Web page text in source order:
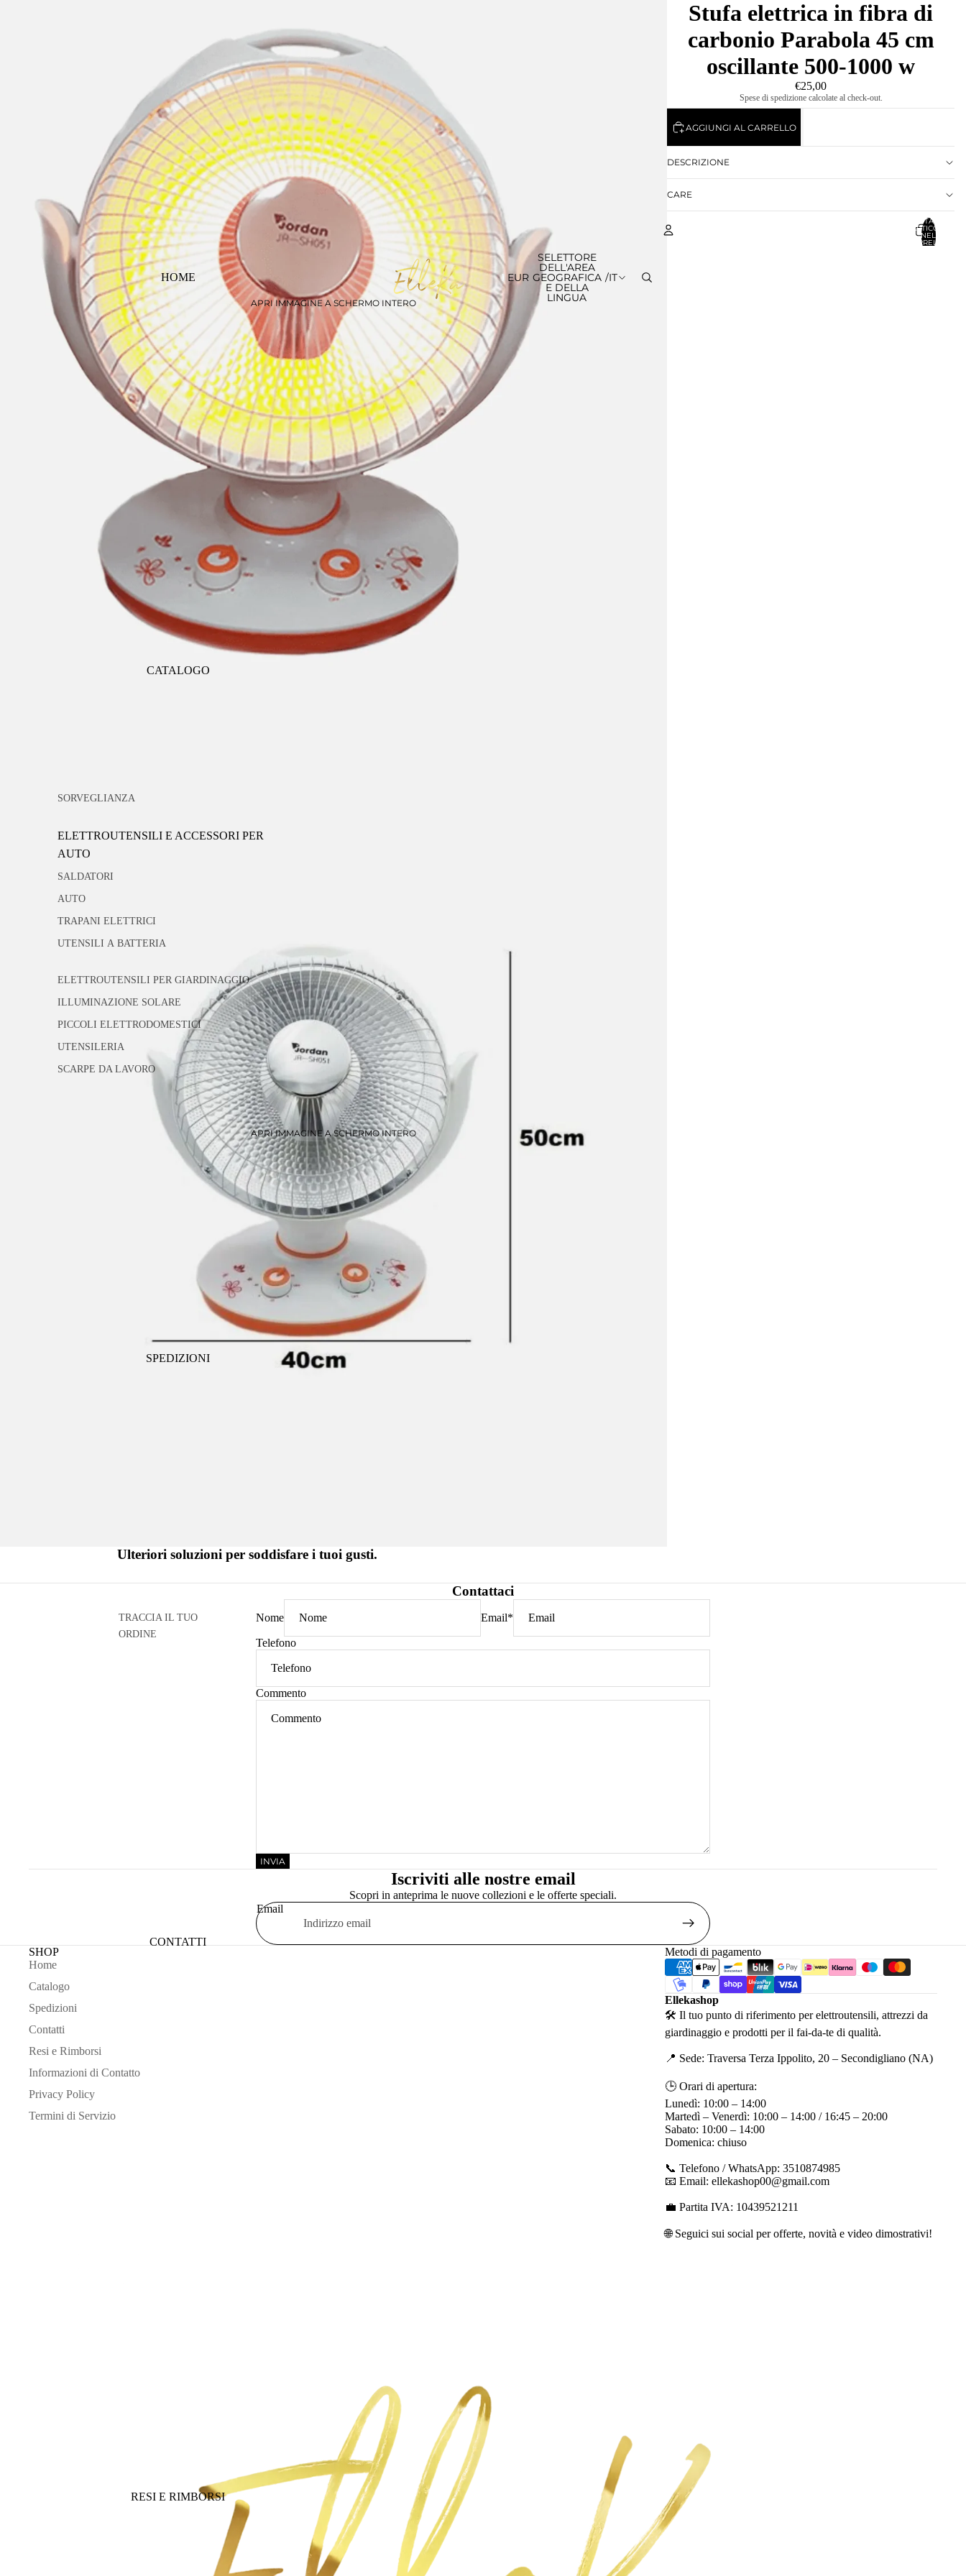
HOME
CATALOGO
SORVEGLIANZA
ELETTROUTENSILI E ACCESSORI PER
AUTO
SALDATORI
AUTO
TRAPANI ELETTRICI
UTENSILI A BATTERIA
ELETTROUTENSILI PER GIARDINAGGIO
ILLUMINAZIONE SOLARE
PICCOLI ELETTRODOMESTICI
UTENSILERIA
SCARPE DA LAVORO
SPEDIZIONI
TRACCIA IL TUO
ORDINE
CONTATTI
RESI E RIMBORSI
EUR
SELETTORE
DELL'AREA
GEOGRAFICA
E DELLA
LINGUA
/IT
TOTALE
ARTICOLI
NEL
CARRELLO:
APRI IMMAGINE A SCHERMO INTERO
APRI IMMAGINE A SCHERMO INTERO
Stufa elettrica in fibra di
carbonio Parabola 45 cm
oscillante 500-1000 w
€25,00
Spese di spedizione calcolate al check-out.
AGGIUNGI AL CARRELLO
DESCRIZIONE
CARE
Ulteriori soluzioni per soddisfare i tuoi gusti.
Contattaci
Nome Email*
Telefono
Commento
INVIA
Iscriviti alle nostre email
Scopri in anteprima le nuove collezioni e le offerte speciali.
Email
SHOP
Home
Catalogo
Spedizioni
Contatti
Resi e Rimborsi
Informazioni di Contatto
Privacy Policy
Termini di Servizio
Metodi di pagamento
Ellekashop
🛠 Il tuo punto di riferimento per elettroutensili, attrezzi da
giardinaggio e prodotti per il fai-da-te di qualità.
📍 Sede: Traversa Terza Ippolito, 20 – Secondigliano (NA)
🕒 Orari di apertura:
Lunedì: 10:00 – 14:00
Martedì – Venerdì: 10:00 – 14:00 / 16:45 – 20:00
Sabato: 10:00 – 14:00
Domenica: chiuso
📞 Telefono / WhatsApp: 3510874985
📧 Email: ellekashop00@gmail.com
💼 Partita IVA: 10439521211
🌐 Seguici sui social per offerte, novità e video dimostrativi!